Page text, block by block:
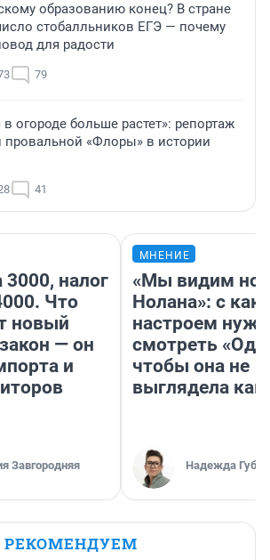
образованию конец? В стране
стобалльников ЕГЭ — почему
для радости
79
огороде больше растет»: репортаж
провальной «Флоры» в истории
41
налог
Что
новый
— он
и
Завгородняя
МНЕНИЕ
«Мы видим
Нолана»: с
настроем
смотреть
чтобы она не
выглядела как
Надежда
РЕКОМЕНДУЕМ